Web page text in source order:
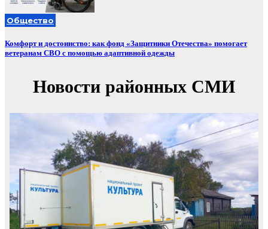
Общество
Комфорт и достоинство: как фонд «Защитники Отечества» помогает
ветеранам СВО с помощью адаптивной одежды